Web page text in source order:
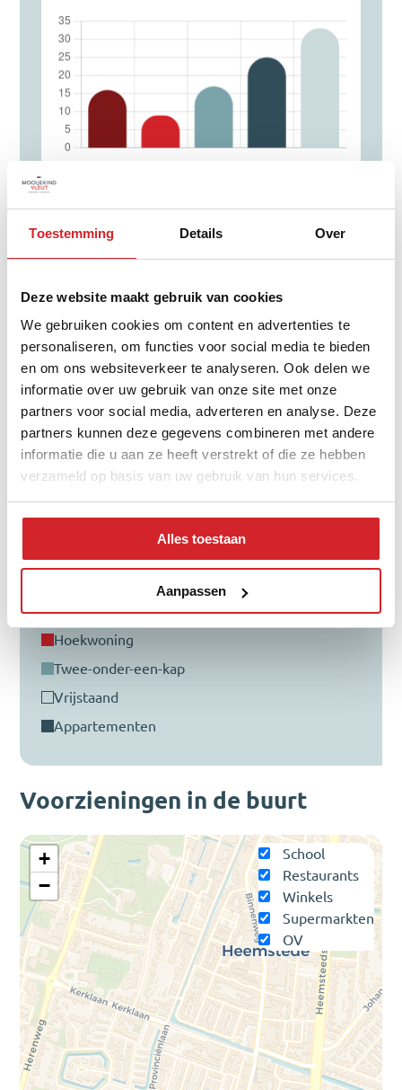
Toestemming Details Over
Deze website maakt gebruik van cookies
We gebruiken cookies om content en advertenties te
personaliseren, om functies voor social media te bieden
en om ons websiteverkeer te analyseren. Ook delen we
informatie over uw gebruik van onze site met onze
partners voor social media, adverteren en analyse. Deze
partners kunnen deze gegevens combineren met andere
informatie die u aan ze heeft verstrekt of die ze hebben
verzameld op basis van uw gebruik van hun services.
Alles toestaan
Aanpassen
Voorzieningen in de buurt
School
Restaurants
Winkels
Supermarkten
OV
+
−
0 - 14 jaar
15 - 24 jaar
25 - 44 jaar
45 - 64 jaar
65+ jaar
Verdeling type woning
tussenwoning
hoekwoning
twee-onder-een-kap
vrijstaand
appartementen